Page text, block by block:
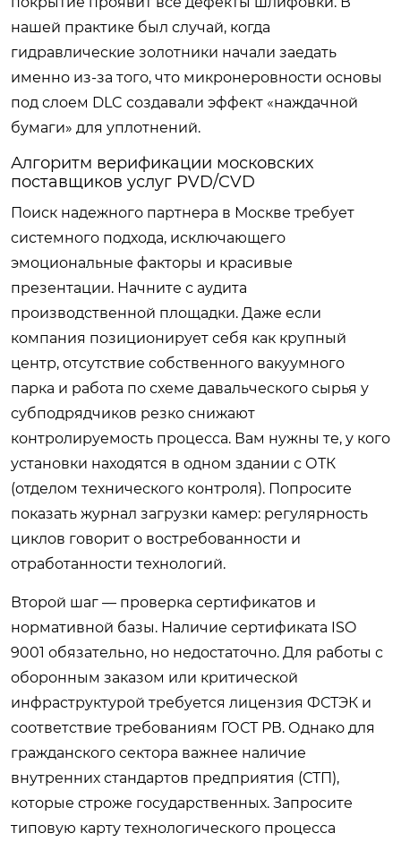
нашей практике был случай, когда
гидравлические золотники начали заедать
именно из-за того, что микронеровности основы
под слоем DLC создавали эффект «наждачной
бумаги» для уплотнений.
Алгоритм верификации московских
поставщиков услуг PVD/CVD
Поиск надежного партнера в Москве требует
системного подхода, исключающего
эмоциональные факторы и красивые
презентации. Начните с аудита
производственной площадки. Даже если
компания позиционирует себя как крупный
центр, отсутствие собственного вакуумного
парка и работа по схеме давальческого сырья у
субподрядчиков резко снижают
контролируемость процесса. Вам нужны те, у кого
установки находятся в одном здании с ОТК
(отделом технического контроля). Попросите
показать журнал загрузки камер: регулярность
циклов говорит о востребованности и
отработанности технологий.
Второй шаг — проверка сертификатов и
нормативной базы. Наличие сертификата ISO
9001 обязательно, но недостаточно. Для работы с
оборонным заказом или критической
инфраструктурой требуется лицензия ФСТЭК и
соответствие требованиям ГОСТ РВ. Однако для
гражданского сектора важнее наличие
внутренних стандартов предприятия (СТП),
которые строже государственных. Запросите
типовую карту технологического процесса